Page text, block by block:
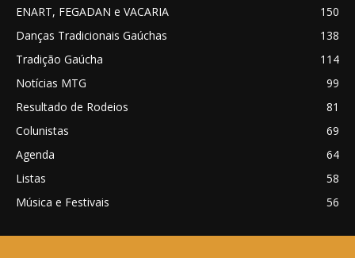
ENART, FEGADAN e VACARIA
150
Danças Tradicionais Gaúchas
138
Tradição Gaúcha
114
Notícias MTG
99
Resultado de Rodeios
81
Colunistas
69
Agenda
64
Listas
58
Música e Festivais
56